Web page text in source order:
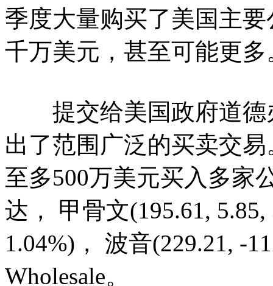
季度大量购买了美国主
千万美元，甚至可能更多
提交给美国政府道德
出了范围广泛的买卖交
至多500万美元买入多家
达， 甲骨文(195.61,
1.04%)， 波音(229.21, -
Wholesale。